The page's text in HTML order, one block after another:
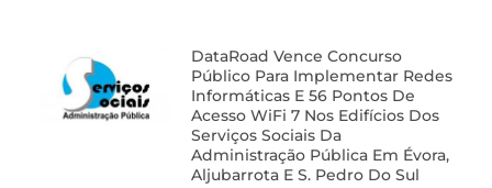
DataRoad Vence Concurso
Público Para Implementar Redes
Informáticas E 56 Pontos De
Acesso WiFi 7 Nos Edifícios Dos
Serviços Sociais Da
Administração Pública Em Évora,
Aljubarrota E S. Pedro Do Sul